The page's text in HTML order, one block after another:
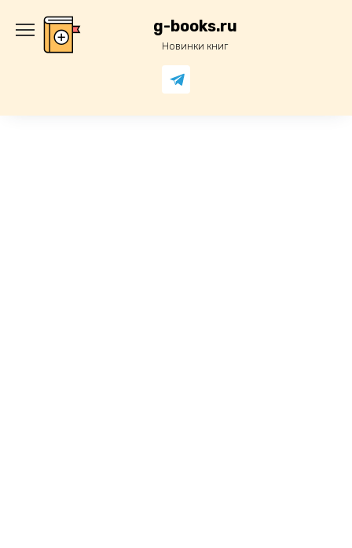
содержанию
g-books.ru
Новинки книг